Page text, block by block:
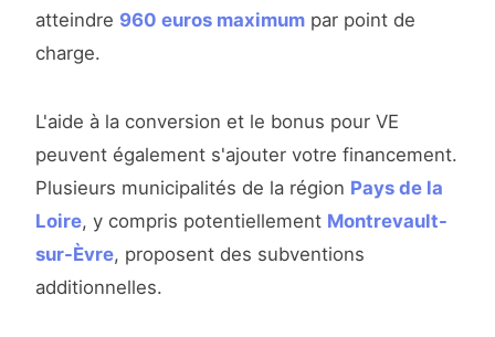
atteindre 960 euros maximum par point de
charge.
L'aide à la conversion et le bonus pour VE
peuvent également s'ajouter votre financement.
Plusieurs municipalités de la région Pays de la
Loire, y compris potentiellement Montrevault-
sur-Èvre, proposent des subventions
additionnelles.